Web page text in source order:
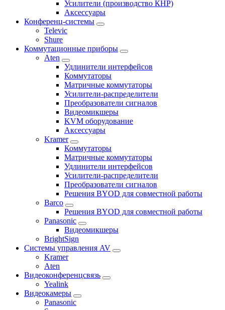
Усилители (производство КНР)
Аксессуары
Конференц-системы
Televic
Shure
Коммутационные приборы
Aten
Удлинители интерфейсов
Коммутаторы
Матричные коммутаторы
Усилители-распределители
Преобразователи сигналов
Видеомикшеры
KVM оборудование
Аксессуары
Kramer
Коммутаторы
Матричные коммутаторы
Удлинители интерфейсов
Усилители-распределители
Преобразователи сигналов
Решения BYOD для совместной работы
Barco
Решения BYOD для совместной работы
Panasonic
Видеомикшеры
BrightSign
Системы управления AV
Kramer
Aten
Видеоконференцсвязь
Yealink
Видеокамеры
Panasonic